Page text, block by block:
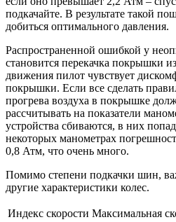
подкачайте. В результате такой
добиться оптимального давления.
Распространенной ошибкой у
становится перекачка покрышки
движения пилот чувствует
покрышки. Если все сделать
прогрева воздуха в покрышке
рассчитывать на показатели
устройства сбиваются, в них
некоторых манометрах
0,8 Атм, что очень много.
Помимо степени подкачки шин,
другие характеристики колес.
Индекс скорости Максимальная